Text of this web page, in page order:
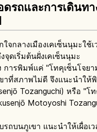
ดรถและการเดินท
จกลางเมืองเคเซ็นนุมะใช้
ดเริ่มต้นฝั่งเคเซ็นนุมะ
การพิมพ์แค่ "โทคุเซ็นโจย
าที่สภาพไม่ดี จึงแนะนำให้
Tozanguchi) หรือ "โ
Motoyoshi
ถบนภูเขา แนะนำให้เผื่อเว